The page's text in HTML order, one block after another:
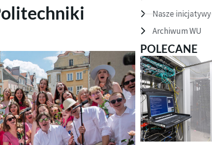
Nasze inicjatywy
Archiwum WU
POLECANE